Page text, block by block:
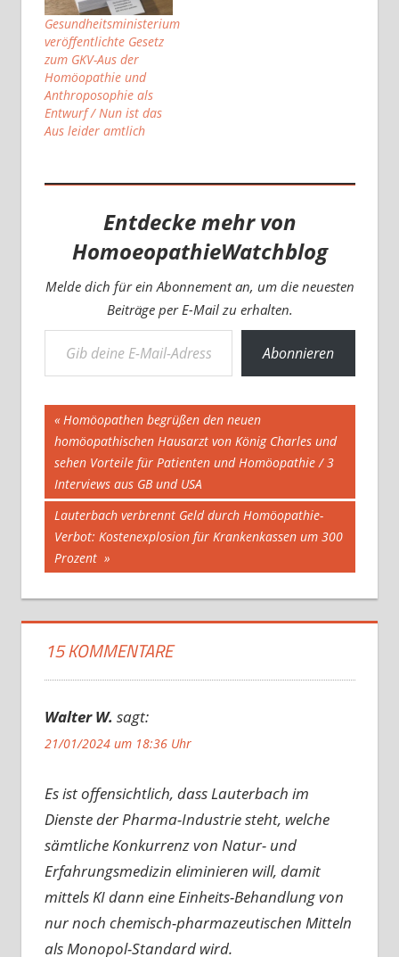
Gesundheitsministerium
veröffentlichte Gesetz
zum GKV-Aus der
Homöopathie und
Anthroposophie als
Entwurf / Nun ist das
Aus leider amtlich
Entdecke mehr von
HomoeopathieWatchblog
Melde dich für ein Abonnement an, um die neuesten
Beiträge per E-Mail zu erhalten.
Gib deine E-Mail-Adresse ein ...
Abonnieren
Beitragsnavigation
Vorheriger
Beitrag:
Homöopathen begrüßen den neuen
homöopathischen Hausarzt von König Charles und
sehen Vorteile für Patienten und Homöopathie / 3
Interviews aus GB und USA
Nächster
Beitrag:
Lauterbach verbrennt Geld durch Homöopathie-
Verbot: Kostenexplosion für Krankenkassen um 300
Prozent
15 KOMMENTARE
Walter W. sagt:
21/01/2024 um 18:36 Uhr
Es ist offensichtlich, dass Lauterbach im
Dienste der Pharma-Industrie steht, welche
sämtliche Konkurrenz von Natur- und
Erfahrungsmedizin eliminieren will, damit
mittels KI dann eine Einheits-Behandlung von
nur noch chemisch-pharmazeutischen Mitteln
als Monopol-Standard wird.